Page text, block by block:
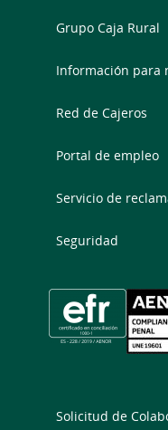
Grupo Caja Rural
Información para
Red de Cajeros
Portal de empleo
Servicio de
Seguridad
Solicitud de